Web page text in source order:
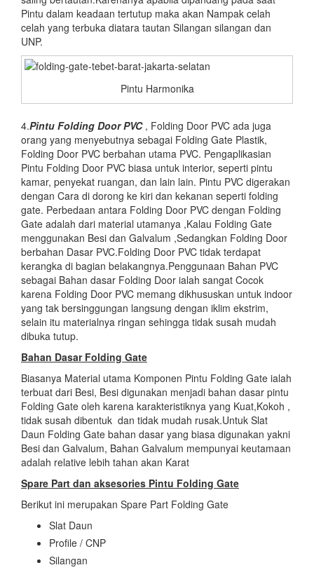
Pintu dalam keadaan tertutup maka akan Nampak celah
celah yang terbuka diatara tautan Silangan silangan dan
UNP.
Pintu Harmonika
4.Pintu Folding Door PVC, Folding Door PVC ada juga
orang yang menyebutnya sebagai Folding Gate Plastik,
Folding Door PVC berbahan utama PVC. Pengaplikasian
Pintu Folding Door PVC biasa untuk interior, seperti pintu
kamar, penyekat ruangan, dan lain lain. Pintu PVC digerakan
dengan Cara di dorong ke kiri dan kekanan seperti folding
gate. Perbedaan antara Folding Door PVC dengan Folding
Gate adalah dari material utamanya ,Kalau Folding Gate
menggunakan Besi dan Galvalum ,Sedangkan Folding Door
berbahan Dasar PVC.Folding Door PVC tidak terdapat
kerangka di bagian belakangnya.Penggunaan Bahan PVC
sebagai Bahan dasar Folding Door ialah sangat Cocok
karena Folding Door PVC memang dikhususkan untuk indoor
yang tak bersinggungan langsung dengan iklim ekstrim,
selain itu materialnya ringan sehingga tidak susah mudah
dibuka tutup.
Bahan Dasar Folding Gate
Biasanya Material utama Komponen Pintu Folding Gate ialah
terbuat dari Besi, Besi digunakan menjadi bahan dasar pintu
Folding Gate oleh karena karakteristiknya yang Kuat,Kokoh ,
tidak susah dibentuk dan tidak mudah rusak.Untuk Slat
Daun Folding Gate bahan dasar yang biasa digunakan yakni
Besi dan Galvalum, Bahan Galvalum mempunyai keutamaan
adalah relative lebih tahan akan Karat
Spare Part dan aksesories Pintu Folding Gate
Berikut ini merupakan Spare Part Folding Gate
Slat Daun
Profile / CNP
Silangan